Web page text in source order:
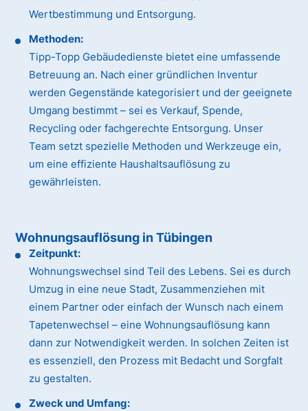
Wertbestimmung und Entsorgung.
Methoden:
Tipp-Topp Gebäudedienste bietet eine umfassende
Betreuung an. Nach einer gründlichen Inventur
werden Gegenstände kategorisiert und der geeignete
Umgang bestimmt – sei es Verkauf, Spende,
Recycling oder fachgerechte Entsorgung. Unser
Team setzt spezielle Methoden und Werkzeuge ein,
um eine effiziente Haushaltsauflösung zu
gewährleisten.
Wohnungsauflösung in Tübingen
Zeitpunkt:
Wohnungswechsel sind Teil des Lebens. Sei es durch
Umzug in eine neue Stadt, Zusammenziehen mit
einem Partner oder einfach der Wunsch nach einem
Tapetenwechsel – eine Wohnungsauflösung kann
dann zur Notwendigkeit werden. In solchen Zeiten ist
es essenziell, den Prozess mit Bedacht und Sorgfalt
zu gestalten.
Zweck und Umfang: